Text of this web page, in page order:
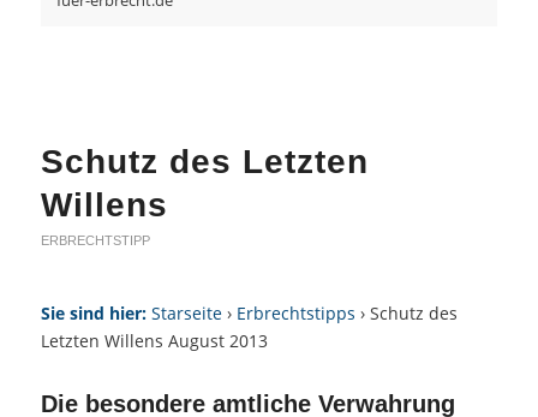
Schutz des Letzten
Willens
ERBRECHTSTIPP
Sie sind hier: Starseite› Erbrechtstipps › Schutz des
Letzten Willens August 2013
Die besondere amtliche Verwahrung